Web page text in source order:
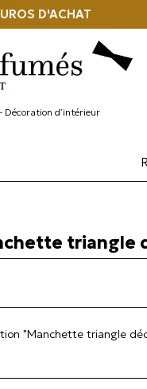
D'ACHAT
Décoration d’intérieur
triangle
"Manchette triangle